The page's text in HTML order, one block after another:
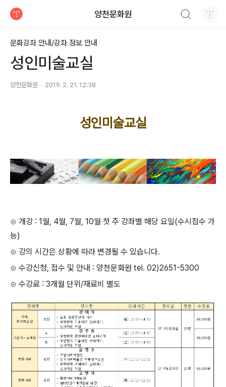
양천문화원
문화강좌 안내/강좌 정보 안내
성인미술교실
양천문화원 2019. 2. 21. 12:38
성인미술교실
⊙ 개강 : 1월, 4월, 7월, 10월 첫 주 강좌별 해당 요일(수시접수 가
능)
⊙ 강의 시간은 상황에 따라 변경될 수 있습니다.
⊙ 수강신청, 접수 및 안내 : 양천문화원 tel. 02)2651-5300
⊙ 수강료 : 3개월 단위/재료비 별도